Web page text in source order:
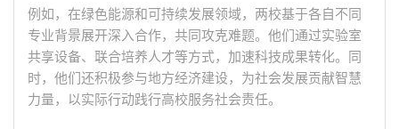
例如，在绿色能源和可持续发展领域，两校基于各自不同
专业背景展开深入合作，共同攻克难题。他们通过实验室
共享设备、联合培养人才等方式，加速科技成果转化。同
时，他们还积极参与地方经济建设，为社会发展贡献智慧
力量，以实际行动践行高校服务社会责任。